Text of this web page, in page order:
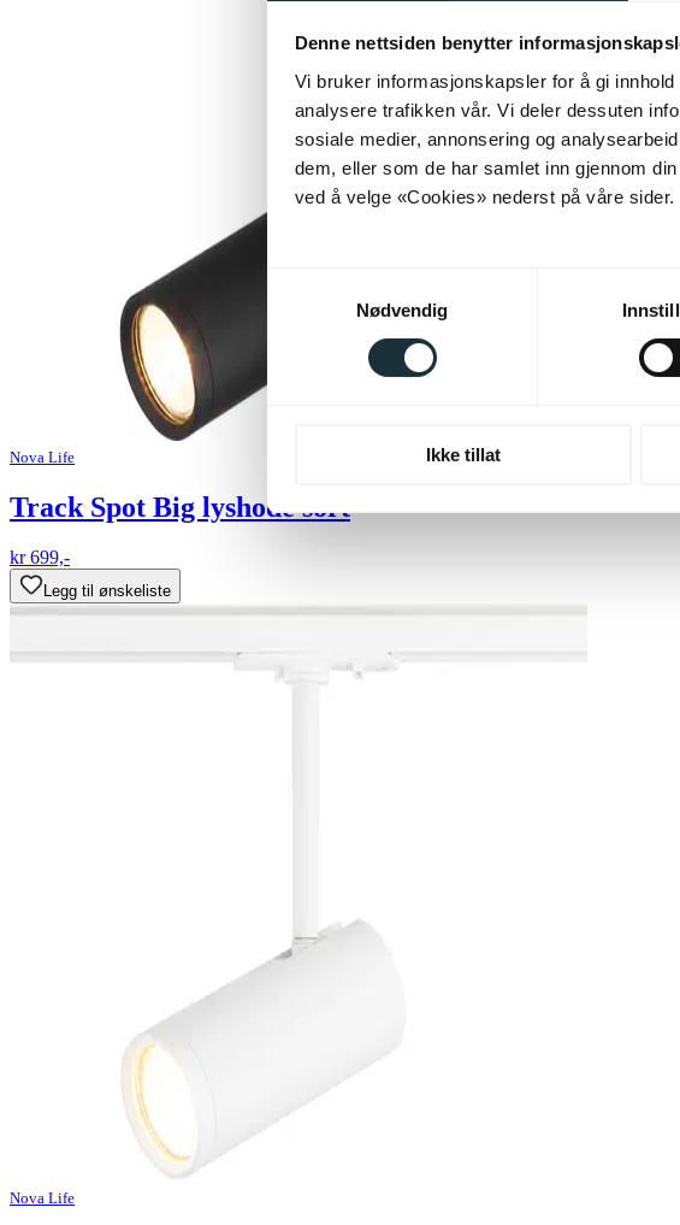
Denne nettsiden benytter
Vi bruker informasjonskapsler for å gi
analysere trafikken vår. Vi deler dessuten
sosiale medier, annonsering og
dem, eller som de har samlet inn gjennom
ved å velge «Cookies» nederst på våre sider.
Nødvendig
Ikke tillat
Nova Life
Track Spot Big lyshode sort
kr 699,-
Legg til ønskeliste
Nova Life